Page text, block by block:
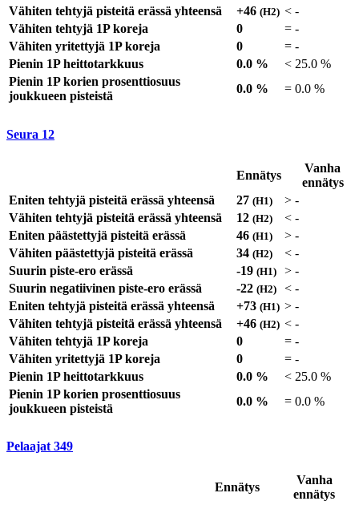
Vähiten tehtyjä pisteitä erässä yhteensä
+46 (H2) < -
Vähiten tehtyjä 1P koreja
0 = -
Vähiten yritettyjä 1P koreja
0 = -
Pienin 1P heittotarkkuus
0.0 % < 25.0 %
Pienin 1P korien prosenttiosuus
joukkueen pisteistä
0.0 % = 0.0 %
Seura 12
Ennätys
Vanha
ennätys
Eniten tehtyjä pisteitä erässä yhteensä
27 (H1) > -
Vähiten tehtyjä pisteitä erässä yhteensä
12 (H2) < -
Eniten päästettyjä pisteitä erässä
46 (H1) > -
Vähiten päästettyjä pisteitä erässä
34 (H2) < -
Suurin piste-ero erässä
-19 (H1) > -
Suurin negatiivinen piste-ero erässä
-22 (H2) < -
Eniten tehtyjä pisteitä erässä yhteensä
+73 (H1) > -
Vähiten tehtyjä pisteitä erässä yhteensä
+46 (H2) < -
Vähiten tehtyjä 1P koreja
0 = -
Vähiten yritettyjä 1P koreja
0 = -
Pienin 1P heittotarkkuus
0.0 % < 25.0 %
Pienin 1P korien prosenttiosuus
joukkueen pisteistä
0.0 % = 0.0 %
Pelaajat 349
Ennätys
Vanha
ennätys